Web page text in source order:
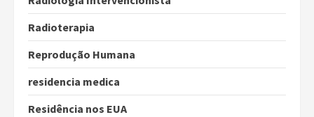
Radioterapia
Reprodução Humana
residencia medica
Residência nos EUA